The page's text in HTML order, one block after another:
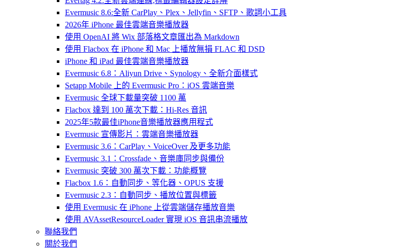
Evermusic 8.6:全新 CarPlay、Plex、Jellyfin、SFTP、歌詞小工具
2026年 iPhone 最佳雲端音樂播放器
使用 OpenAI 將 Wix 部落格文章匯出為 Markdown
使用 Flacbox 在 iPhone 和 Mac 上播放無損 FLAC 和 DSD
iPhone 和 iPad 最佳雲端音樂播放器
Evermusic 6.8：Aliyun Drive、Synology、全新介面樣式
Setapp Mobile 上的 Evermusic Pro：iOS 雲端音樂
Evermusic 全球下載量突破 1100 萬
Flacbox 達到 100 萬次下載：Hi-Res 音訊
2025年5款最佳iPhone音樂播放器應用程式
Evermusic 宣傳影片：雲端音樂播放器
Evermusic 3.6：CarPlay、VoiceOver 及更多功能
Evermusic 3.1：Crossfade、音樂庫同步與備份
Evermusic 突破 300 萬次下載：功能概覽
Flacbox 1.6：自動同步、等化器、OPUS 支援
Evermusic 2.3：自動同步、播放位置與標籤
使用 Evermusic 在 iPhone 上從雲端儲存播放音樂
使用 AVAssetResourceLoader 實現 iOS 音訊串流播放
聯絡我們
關於我們